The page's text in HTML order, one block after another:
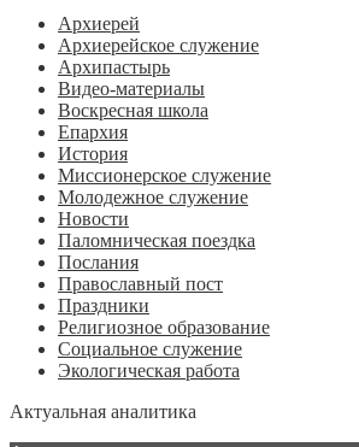
Архиерей
Архиерейское служение
Архипастырь
Видео-материалы
Воскресная школа
Епархия
История
Миссионерское служение
Молодежное служение
Новости
Паломническая поездка
Послания
Православный пост
Праздники
Религиозное образование
Социальное служение
Экологическая работа
Актуальная аналитика